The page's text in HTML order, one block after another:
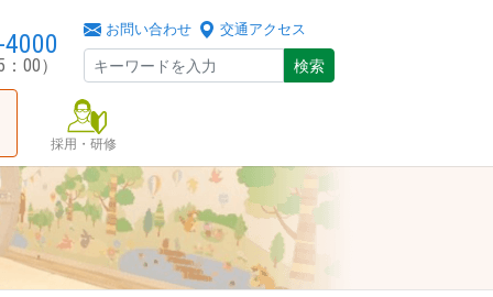
00）
お問い合わせ 交通アクセス
検索
採用・研修